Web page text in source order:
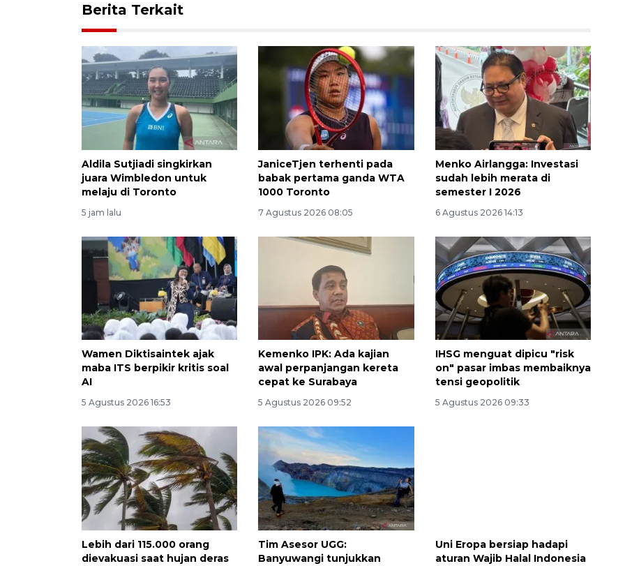
Berita Terkait
Aldila Sutjiadi singkirkan
juara Wimbledon untuk
melaju di Toronto
5 jam lalu
JaniceTjen terhenti pada
babak pertama ganda WTA
1000 Toronto
7 Agustus 2026 08:05
Menko Airlangga: Investasi
sudah lebih merata di
semester I 2026
6 Agustus 2026 14:13
Wamen Diktisaintek ajak
maba ITS berpikir kritis soal
AI
5 Agustus 2026 16:53
Kemenko IPK: Ada kajian
awal perpanjangan kereta
cepat ke Surabaya
5 Agustus 2026 09:52
IHSG menguat dipicu "risk
on" pasar imbas membaiknya
tensi geopolitik
5 Agustus 2026 09:33
Lebih dari 115.000 orang
dievakuasi saat hujan deras
Tim Asesor UGG:
Banyuwangi tunjukkan
Uni Eropa bersiap hadapi
aturan Wajib Halal Indonesia
Awas penipuan berbasis AI
2026-08-07 13:45:00